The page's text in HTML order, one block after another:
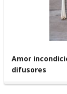
Amor
difusores